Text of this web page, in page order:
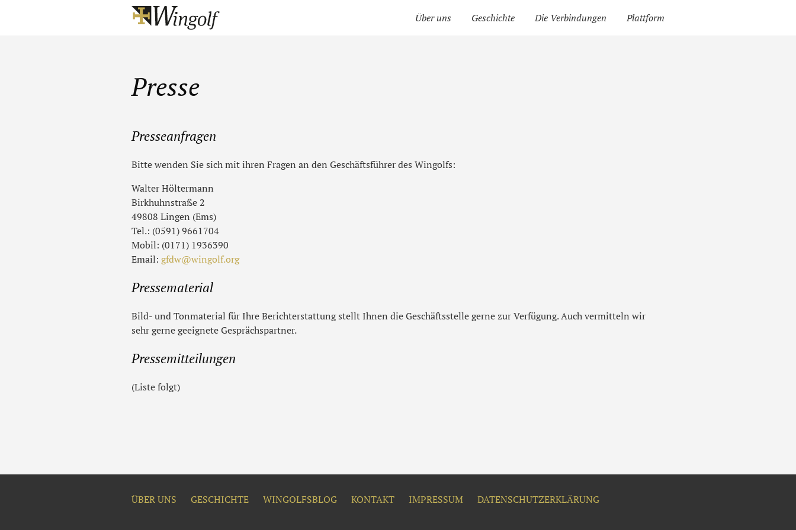
Über uns Geschichte Die Verbindungen Plattform
Presse
Presseanfragen
Bitte wenden Sie sich mit ihren Fragen an den Geschäftsführer des Wingolfs:
Walter Höltermann
Birkhuhnstraße 2
49808 Lingen (Ems)
Tel.: (0591) 9661704
Mobil: (0171) 1936390
Email: gfdw@wingolf.org
Pressematerial
Bild- und Tonmaterial für Ihre Berichterstattung stellt Ihnen die Geschäftsstelle gerne zur Verfügung. Auch vermitteln wir
sehr gerne geeignete Gesprächspartner.
Pressemitteilungen
(Liste folgt)
ÜBER UNS GESCHICHTE WINGOLFSBLOG KONTAKT IMPRESSUM DATENSCHUTZERKLÄRUNG